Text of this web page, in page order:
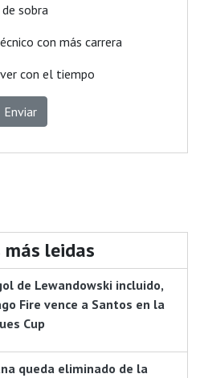
sobra
con más carrera
con el tiempo
Enviar
más leidas
de Lewandowski incluido,
Fire vence a Santos en la
Cup
queda eliminado de la